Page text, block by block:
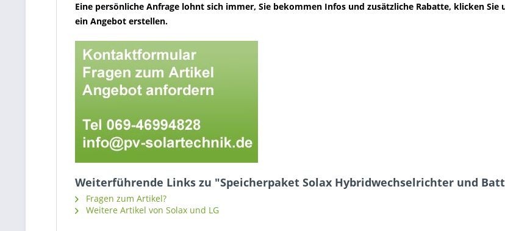
Eine persönliche Anfrage lohnt sich immer, Sie bekommen Infos und zusätzliche Rabatte, klicken
ein Angebot erstellen.
Weiterführende Links zu "Speicherpaket Solax Hybridwechselrichter und
Fragen zum Artikel?
Weitere Artikel von Solax und LG